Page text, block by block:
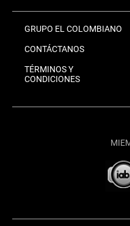
GRUPO EL COLOMBIANO
CONTÁCTANOS
TÉRMINOS Y
CONDICIONES